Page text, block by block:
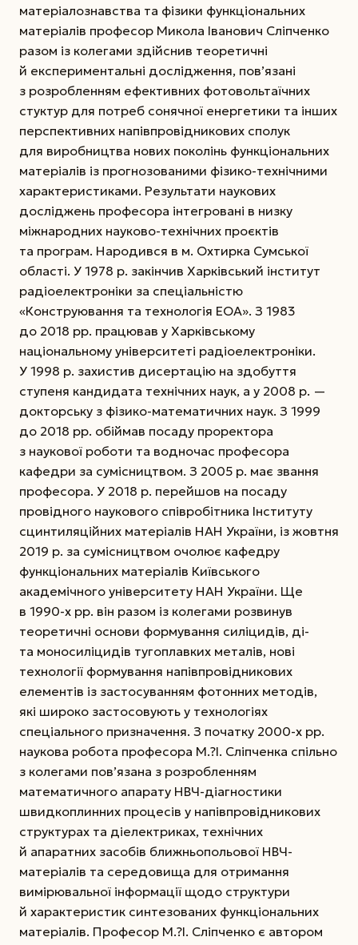
матеріалознавства та фізики функціональних
матеріалів професор Микола Іванович Сліпченко
разом із колегами здійснив теоретичні
й експериментальні дослідження, пов’язані
з розробленням ефективних фотовольтаїчних
стуктур для потреб сонячної енергетики та інших
перспективних напівпровідникових сполук
для виробництва нових поколінь функціональних
матеріалів із прогнозованими фізико-технічними
характеристиками. Результати наукових
досліджень професора інтегровані в низку
міжнародних науково-технічних проєктів
та програм. Народився в м. Охтирка Сумської
області. У 1978 р. закінчив Харківський інститут
радіоелектроніки за спеціальністю
«Конструювання та технологія ЕОА». З 1983
до 2018 рр. працював у Харківському
національному університеті радіоелектроніки.
У 1998 р. захистив дисер­тацію на здобуття
ступеня кандидата технічних наук, а у 2008 р. —
докторську з фізико-математичних наук. З 1999
до 2018 рр. обіймав посаду проректора
з наукової роботи та водночас професора
кафедри за сумісництвом. З 2005 р. має звання
професора. У 2018 р. перейшов на посаду
провідного наукового співробітника Інституту
сцинтиляційних матеріалів НАН України, із жовтня
2019 р. за сумісництвом очолює кафедру
функціональних матеріалів Київського
академічного університету НАН України. Ще
в 1990-х рр. він разом із колегами розвинув
теоретичні основи формування силіцидів, ді-
та моносиліцидів тугоплавких металів, нові
технології формування напівпровідникових
елементів із застосуванням фотонних методів,
які широко застосовують у технологіях
спеціального призначення. З початку 2000-х рр.
наукова робота професора М.?І. Сліпченка спільно
з колегами пов’язана з розробленням
математичного апарату НВЧ-діагностики
швидкоплинних процесів у напівпровідникових
структурах та діелектриках, технічних
й апаратних засобів ближньопольової НВЧ-
матеріалів та середовища для отримання
вимірювальної інформації щодо структури
й характеристик синтезованих функціональних
матеріалів. Професор М.?І. Сліпченко є автором